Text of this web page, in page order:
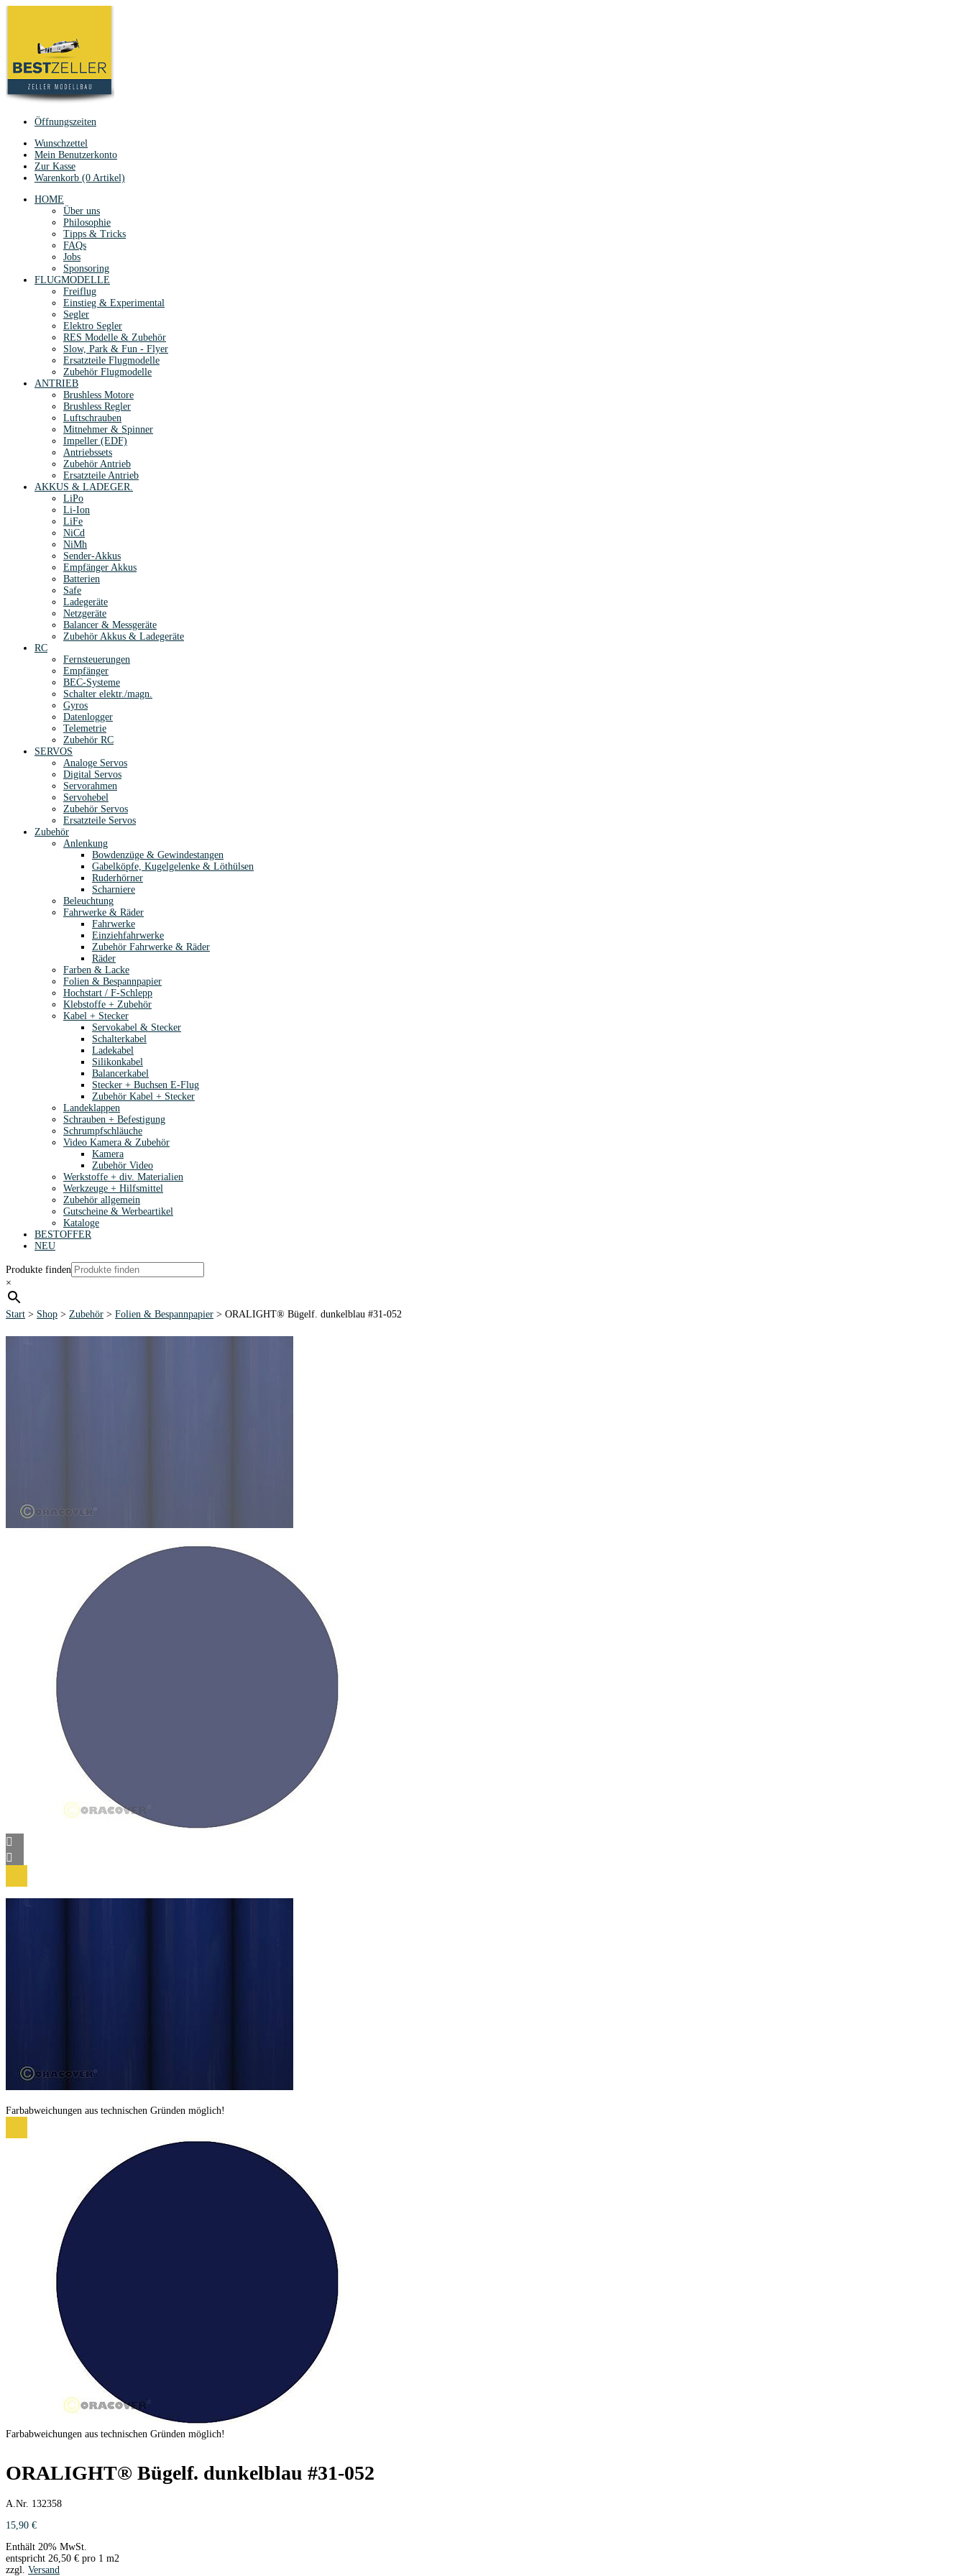
Öffnungszeiten
Wunschzettel
Mein Benutzerkonto
Zur Kasse
Warenkorb (0 Artikel)
HOME
Über uns
Philosophie
Tipps & Tricks
FAQs
Jobs
Sponsoring
FLUGMODELLE
Freiflug
Einstieg & Experimental
Segler
Elektro Segler
RES Modelle & Zubehör
Slow, Park & Fun - Flyer
Ersatzteile Flugmodelle
Zubehör Flugmodelle
ANTRIEB
Brushless Motore
Brushless Regler
Luftschrauben
Mitnehmer & Spinner
Impeller (EDF)
Antriebssets
Zubehör Antrieb
Ersatzteile Antrieb
AKKUS & LADEGER.
LiPo
Li-Ion
LiFe
NiCd
NiMh
Sender-Akkus
Empfänger Akkus
Batterien
Safe
Ladegeräte
Netzgeräte
Balancer & Messgeräte
Zubehör Akkus & Ladegeräte
RC
Fernsteuerungen
Empfänger
BEC-Systeme
Schalter elektr./magn.
Gyros
Datenlogger
Telemetrie
Zubehör RC
SERVOS
Analoge Servos
Digital Servos
Servorahmen
Servohebel
Zubehör Servos
Ersatzteile Servos
Zubehör
Anlenkung
Bowdenzüge & Gewindestangen
Gabelköpfe, Kugelgelenke & Löthülsen
Ruderhörner
Scharniere
Beleuchtung
Fahrwerke & Räder
Fahrwerke
Einziehfahrwerke
Zubehör Fahrwerke & Räder
Räder
Farben & Lacke
Folien & Bespannpapier
Hochstart / F-Schlepp
Klebstoffe + Zubehör
Kabel + Stecker
Servokabel & Stecker
Schalterkabel
Ladekabel
Silikonkabel
Balancerkabel
Stecker + Buchsen E-Flug
Zubehör Kabel + Stecker
Landeklappen
Schrauben + Befestigung
Schrumpfschläuche
Video Kamera & Zubehör
Kamera
Zubehör Video
Werkstoffe + div. Materialien
Werkzeuge + Hilfsmittel
Zubehör allgemein
Gutscheine & Werbeartikel
Kataloge
BESTOFFER
NEU
Produkte finden
×
Start > Shop > Zubehör > Folien & Bespannpapier > ORALIGHT® Bügelf. dunkelblau #31-052
Farbabweichungen aus technischen Gründen möglich!
Farbabweichungen aus technischen Gründen möglich!
ORALIGHT® Bügelf. dunkelblau #31-052
A.Nr. 132358
15,90 €
Enthält 20% MwSt.
entspricht 26,50 € pro 1 m2
zzgl. Versand